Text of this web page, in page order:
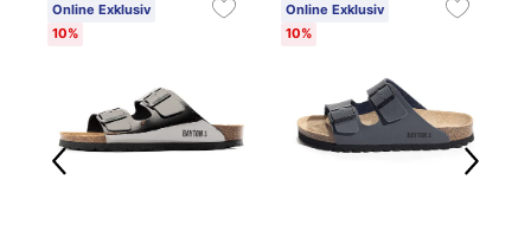
Online Exklusiv
10%
Online Exklusiv
10%